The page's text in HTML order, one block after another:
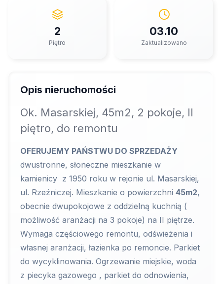
2
Piętro
03.10
Zaktualizowano
Opis nieruchomości
Ok. Masarskiej, 45m2, 2 pokoje, II
piętro, do remontu
OFERUJEMY PAŃSTWU DO SPRZEDAŻY
dwustronne, słoneczne mieszkanie w
kamienicy z 1950 roku w rejonie ul. Masarskiej,
ul. Rzeźniczej. Mieszkanie o powierzchni 45m2,
obecnie dwupokojowe z oddzielną kuchnią (
możliwość aranżacji na 3 pokoje) na II piętrze.
Wymaga częściowego remontu, odświeżenia i
własnej aranżacji, łazienka po remoncie. Parkiet
do wycyklinowania. Ogrzewanie miejskie, woda
z piecyka gazowego , parkiet do odnowienia,